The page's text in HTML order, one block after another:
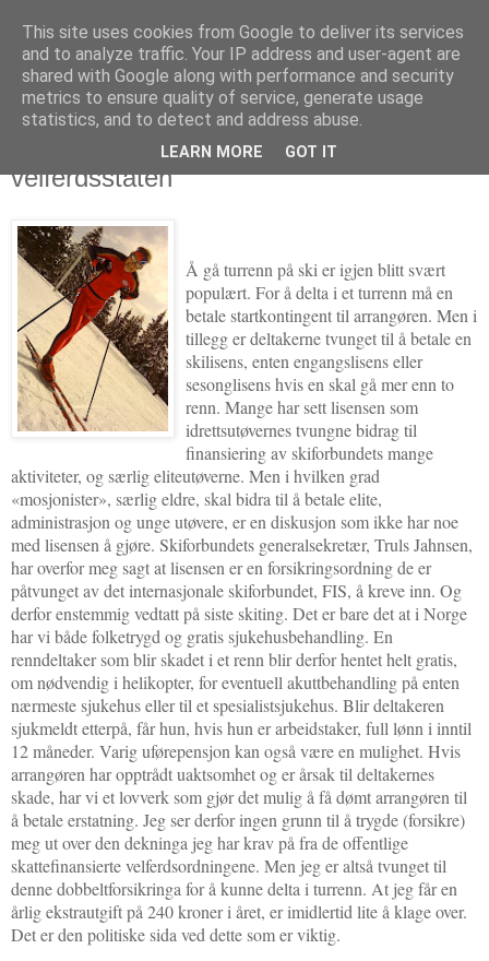
Politikus
fredag 25. februar 2011
Skilisens: Med Skiforbundet mot
velferdsstaten
Å gå turrenn på ski er igjen blitt svært
populært. For å delta i et turrenn må en
betale startkontingent til arrangøren. Men i
tillegg er deltakerne tvunget til å betale en
skilisens, enten engangslisens eller
sesonglisens hvis en skal gå mer enn to
renn. Mange har sett lisensen som
idrettsutøvernes tvungne bidrag til
finansiering av skiforbundets mange
aktiviteter, og særlig eliteutøverne. Men i hvilken grad
«mosjonister», særlig eldre, skal bidra til å betale elite,
administrasjon og unge utøvere, er en diskusjon som ikke har noe
med lisensen å gjøre. Skiforbundets generalsekretær, Truls Jahnsen,
har overfor meg sagt at lisensen er en forsikringsordning de er
påtvunget av det internasjonale skiforbundet, FIS, å kreve inn. Og
derfor enstemmig vedtatt på siste skiting. Det er bare det at i Norge
har vi både folketrygd og gratis sjukehusbehandling. En
renndeltaker som blir skadet i et renn blir derfor hentet helt gratis,
om nødvendig i helikopter, for eventuell akuttbehandling på enten
nærmeste sjukehus eller til et spesialistsjukehus. Blir deltakeren
sjukmeldt etterpå, får hun, hvis hun er arbeidstaker, full lønn i inntil
12 måneder. Varig uførepensjon kan også være en mulighet. Hvis
arrangøren har opptrådt uaktsomhet og er årsak til deltakernes
skade, har vi et lovverk som gjør det mulig å få dømt arrangøren til
å betale erstatning. Jeg ser derfor ingen grunn til å trygde (forsikre)
meg ut over den dekninga jeg har krav på fra de offentlige
skattefinansierte velferdsordningene. Men jeg er altså tvunget til
denne dobbeltforsikringa for å kunne delta i turrenn. At jeg får en
årlig ekstrautgift på 240 kroner i året, er imidlertid lite å klage over.
Det er den politiske sida ved dette som er viktig.
This site uses cookies from Google to deliver its services
and to analyze traffic. Your IP address and user-agent are
shared with Google along with performance and security
metrics to ensure quality of service, generate usage
statistics, and to detect and address abuse.
LEARN MORE GOT IT